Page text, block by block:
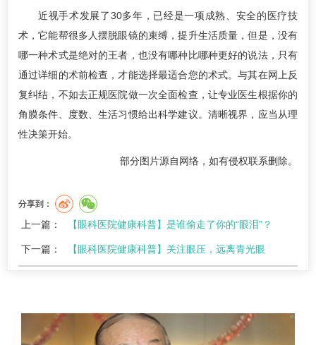
近视手术发展了30多年，已经是一项成熟、安全的医疗技
术，它能帮很多人摆脱眼镜的束缚，提升生活质量，但是，没有
哪一种术式是绝对的王者，也没有哪种比哪种更好的说法，只有
通过详细的术前检查，才能选择最适合您的术式。与其在网上反
复纠结，不如去正规医院做一次全面检查，让专业医生根据你的
角膜条件、度数、生活习惯给出科学建议。清晰视界，应当从理
性决策开始。
部分图片源自网络，如有侵权联系删除。
分享到：
上一篇： 【眼科医院健康科普】是谁偷走了你的“眼泪”？
下一篇： 【眼科医院健康科普】关注眼压，远离青光眼